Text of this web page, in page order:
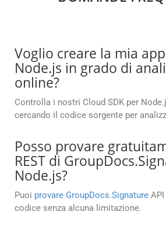
Voglio creare la mia
Node.js in grado di
online?
Controlla i nostri Cloud SDK per
cercando il codice sorgente per
Posso provare
REST di
Node.js?
Puoi provare GroupDocs.Signature
codice senza alcuna limitazione.